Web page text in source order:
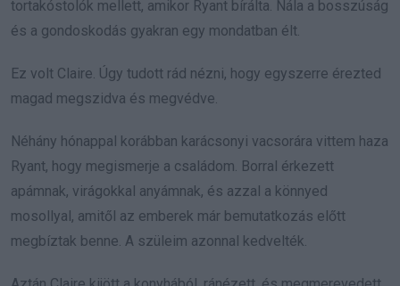
tortakóstolók mellett, amikor Ryant bírálta. Nála a bosszúság
és a gondoskodás gyakran egy mondatban élt.
Ez volt Claire. Úgy tudott rád nézni, hogy egyszerre érezted
magad megszidva és megvédve.
Néhány hónappal korábban karácsonyi vacsorára vittem haza
Ryant, hogy megismerje a családom. Borral érkezett
apámnak, virágokkal anyámnak, és azzal a könnyed
mosollyal, amitől az emberek már bemutatkozás előtt
megbíztak benne. A szüleim azonnal kedvelték.